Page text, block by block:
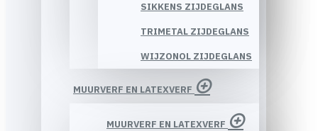
SIKKENS ZIJDEGLANS
TRIMETAL ZIJDEGLANS
WIJZONOL ZIJDEGLANS
MUURVERF EN LATEXVERF
MUURVERF EN LATEXVERF